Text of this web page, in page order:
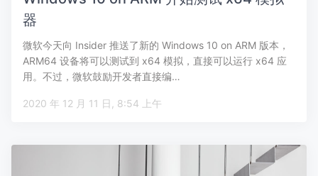
器
微软今天向 Insider 推送了新的 Windows 10 on ARM 版本，
ARM64 设备将可以测试到 x64 模拟，直接可以运行 x64 应
用。不过，微软鼓励开发者直接编…
2020 年 12 月 11 日, 8:54 上午